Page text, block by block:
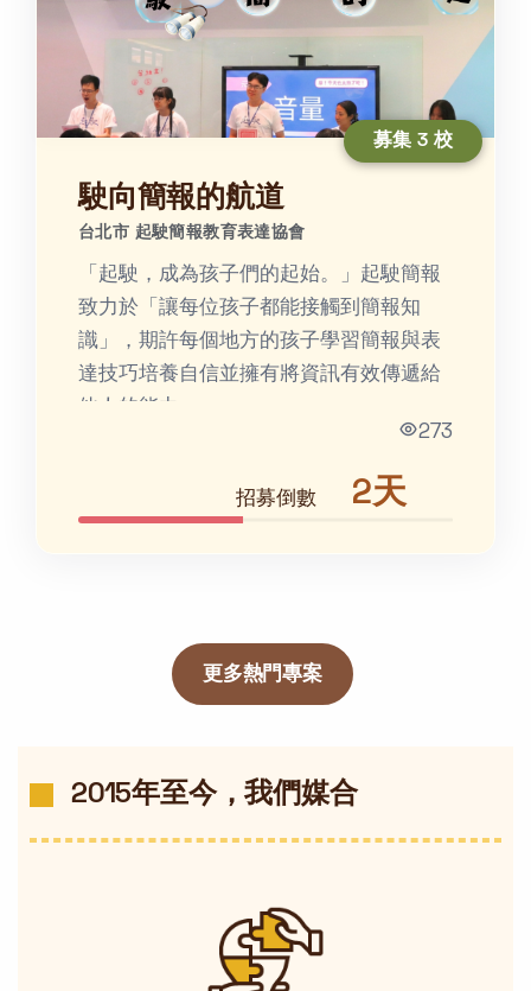
募集 3 校
駛向簡報的航道
台北市 起駛簡報教育表達協會
「起駛，成為孩⼦們的起始。」起駛簡報
致力於「讓每位孩子都能接觸到簡報知
識」，期許每個地方的孩子學習簡報與表
達技巧培養⾃信並擁有將資訊有效傳遞給
273
招募倒數 2天
更多熱門專案
2015年至今，我們媒合